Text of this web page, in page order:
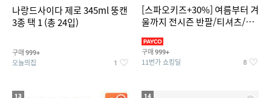
나랑드사이다 제로 345ml 뚱캔
3종 택 1 (총 24입)
구매 999+
오늘의집 1
[스파오키즈+30%] 여름부터 겨
울까지 전시즌 반팔/티셔츠/셋
구매 999+
11번가 쇼킹딜 8
13 14